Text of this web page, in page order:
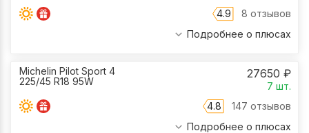
4.9
8 отзывов
Подробнее о плюсах
Michelin Pilot Sport 4
225/45 R18 95W
27650 ₽
7 шт.
4.8
147 отзывов
Подробнее о плюсах